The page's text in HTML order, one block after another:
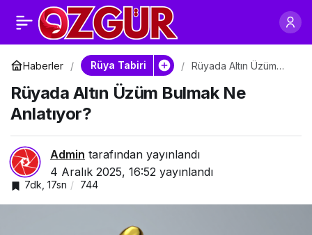
Haberler Rüya Tabiri
Rüyada Altın Üzüm
Rüyada Altın Üzüm Bulmak Ne
Anlatıyor?
Admin tarafından yayınlandı
4 Aralık 2025, 16:52 yayınlandı
7dk, 17sn 744
Rüyada Altın Kiraz
Yemek Ne Anlatıyor?
Paylaş